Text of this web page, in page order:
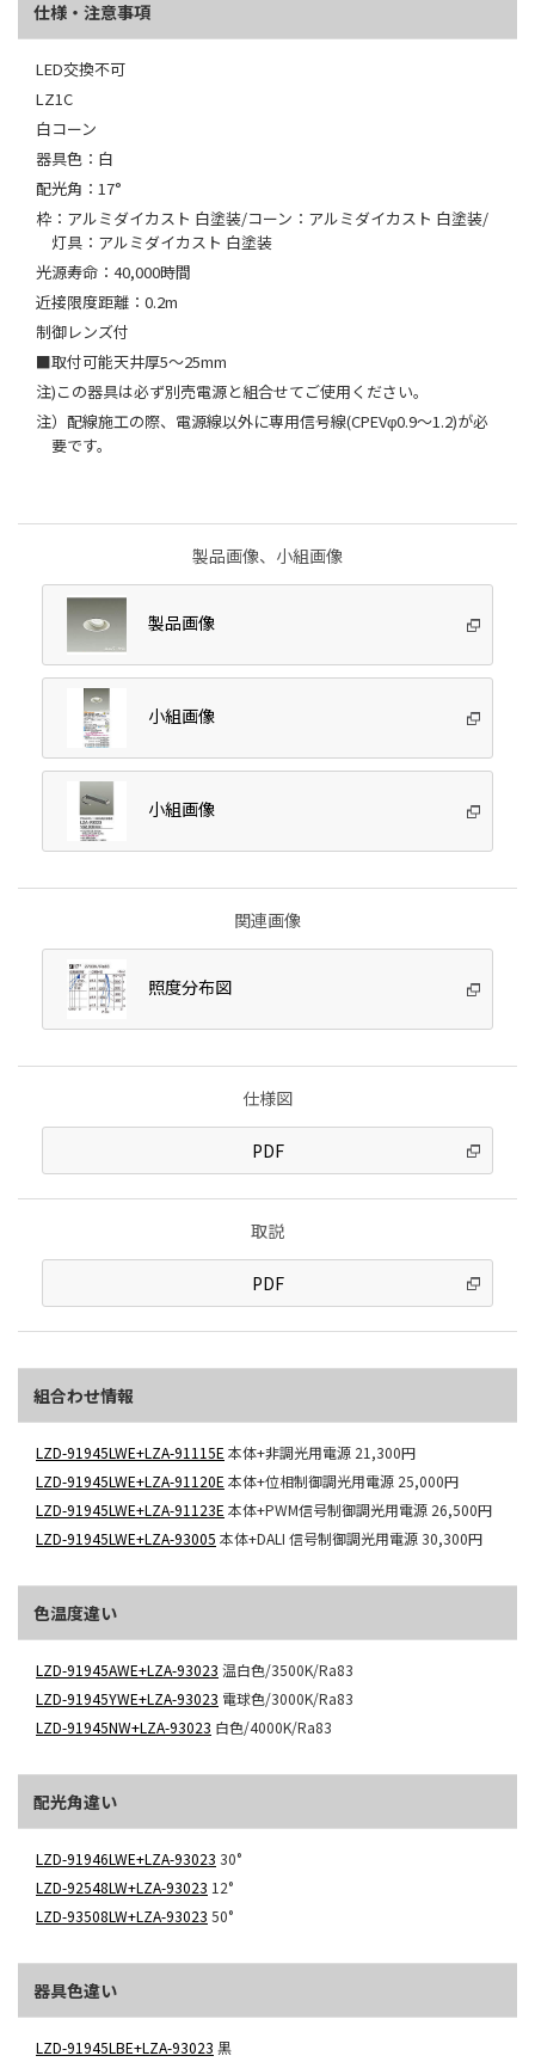
仕様・注意事項
LED交換不可
LZ1C
白コーン
器具色：白
配光角：17°
枠：アルミダイカスト 白塗装/コーン：アルミダイカスト 白塗装/
灯具：アルミダイカスト 白塗装
光源寿命：40,000時間
近接限度距離：0.2m
制御レンズ付
■取付可能天井厚5～25mm
注)この器具は必ず別売電源と組合せてご使用ください。
注）配線施工の際、電源線以外に専用信号線(CPEVφ0.9～1.2)が必
要です。
製品画像、小組画像
製品画像
小組画像
小組画像
関連画像
照度分布図
仕様図
PDF
取説
PDF
組合わせ情報
LZD-91945LWE+LZA-91115E 本体+非調光用電源 21,300円
LZD-91945LWE+LZA-91120E 本体+位相制御調光用電源 25,000円
LZD-91945LWE+LZA-91123E 本体+PWM信号制御調光用電源 26,500円
LZD-91945LWE+LZA-93005 本体+DALI 信号制御調光用電源30,300円
色温度違い
LZD-91945AWE+LZA-93023 温白色/3500K/Ra83
LZD-91945YWE+LZA-93023 電球色/3000K/Ra83
LZD-91945NW+LZA-93023 白色/4000K/Ra83
配光角違い
LZD-91946LWE+LZA-93023 30°
LZD-92548LW+LZA-93023 12°
LZD-93508LW+LZA-93023 50°
器具色違い
LZD-91945LBE+LZA-93023 黒